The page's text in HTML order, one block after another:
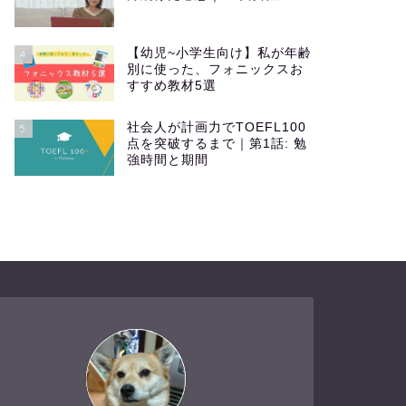
4
【幼児~小学生向け】私が年齢
別に使った、フォニックスお
すすめ教材5選
5
社会人が計画力でTOEFL100
点を突破するまで｜第1話: 勉
強時間と期間